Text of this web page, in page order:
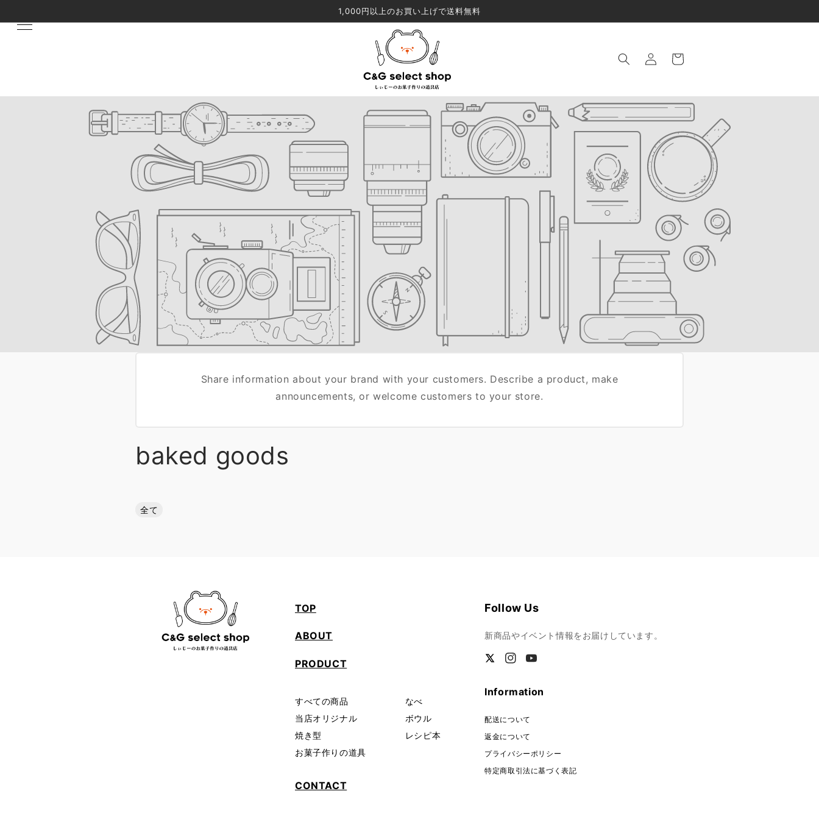
1,000円以上のお買い上げで送料無料
Log
in
Cart
Share information about your brand with your customers. Describe a product, make
announcements, or welcome customers to your store.
baked goods
全て
TOP
ABOUT
PRODUCT
すべての商品
当店オリジナル
焼き型
お菓子作りの道具
なべ
ボウル
レシピ本
CONTACT
Follow Us
新商品やイベント情報をお届けしています。
TwitterInstagram
YouTube
Information
配送について
返金について
プライバシーポリシー
特定商取引法に基づく表記